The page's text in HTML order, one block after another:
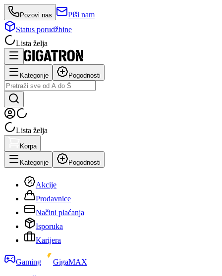
Pozovi nas
Piši nam
Status porudžbine
Lista želja
Kategorije Pogodnosti
Lista želja
Korpa
Kategorije Pogodnosti
Akcije
Prodavnice
Načini plaćanja
Isporuka
Karijera
Gaming
GigaMAX